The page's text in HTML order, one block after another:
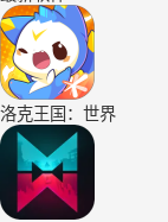
洛克王国：世界